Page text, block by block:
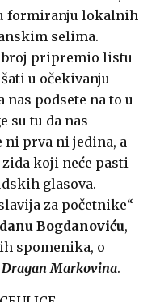
formiranju lokalnih
selima.
broj pripremio listu
u očekivanju
nas podsete na to u
su tu da nas
ni prva ni jedina, a
zida koji neće pasti
glasova.
za početnike“
Bogdanoviću,
spomenika, o
Dragan Markovina.